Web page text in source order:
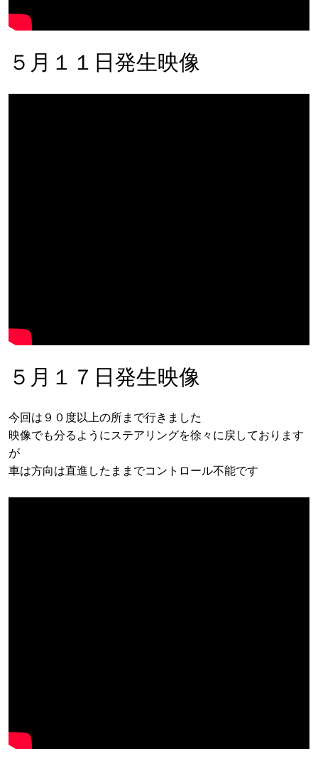
５月１１日発生映像
５月１７日発生映像
今回は９０度以上の所まで行きました
映像でも分るようにステアリングを徐々に戻しております
が
車は方向は直進したままでコントロール不能です